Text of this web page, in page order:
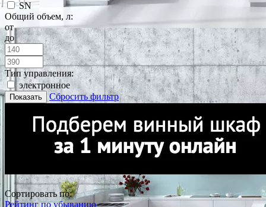
SN
Общий объем, л:
от
до
Тип управления:
электронное
Показать Сбросить фильтр
Сортировать по:
Рейтинг по убыванию